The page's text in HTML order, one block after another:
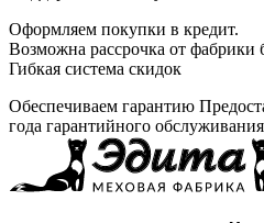
Оформляем покупки в кредит.
Возможна рассрочка от фабрики
Гибкая система скидок
Обеспечиваем гарантию
года гарантийного обслуживания